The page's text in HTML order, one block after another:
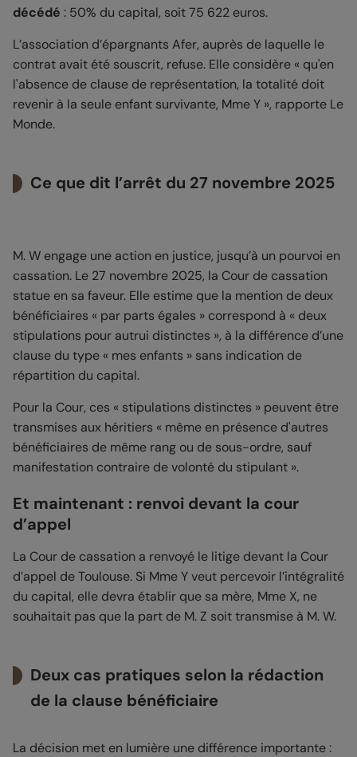
décédé : 50% du capital, soit 75 622 euros.
L’association d’épargnants Afer, auprès de laquelle le
contrat avait été souscrit, refuse. Elle considère « qu'en
l'absence de clause de représentation, la totalité doit
revenir à la seule enfant survivante, Mme Y », rapporte Le
Monde.
Ce que dit l’arrêt du 27 novembre 2025
M. W engage une action en justice, jusqu’à un pourvoi en
cassation. Le 27 novembre 2025, la Cour de cassation
statue en sa faveur. Elle estime que la mention de deux
bénéficiaires « par parts égales » correspond à « deux
stipulations pour autrui distinctes », à la différence d’une
clause du type « mes enfants » sans indication de
répartition du capital.
Pour la Cour, ces « stipulations distinctes » peuvent être
transmises aux héritiers « même en présence d'autres
bénéficiaires de même rang ou de sous-ordre, sauf
manifestation contraire de volonté du stipulant ».
Et maintenant : renvoi devant la cour
d’appel
La Cour de cassation a renvoyé le litige devant la Cour
d’appel de Toulouse. Si Mme Y veut percevoir l’intégralité
du capital, elle devra établir que sa mère, Mme X, ne
souhaitait pas que la part de M. Z soit transmise à M. W.
Deux cas pratiques selon la rédaction
de la clause bénéficiaire
La décision met en lumière une différence importante :